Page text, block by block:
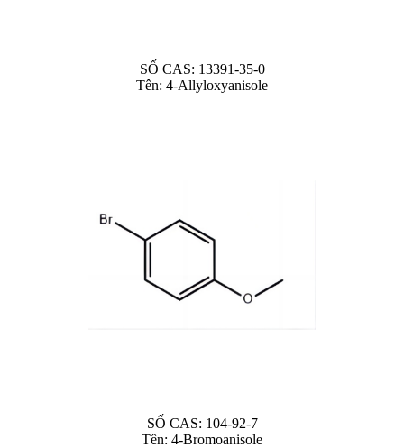
SỐ CAS: 13391-35-0
Tên: 4-Allyloxyanisole
SỐ CAS: 104-92-7
Tên: 4-Bromoanisole